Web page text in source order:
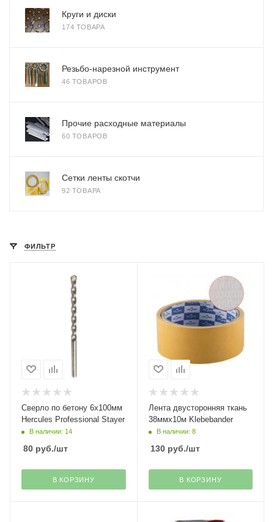
Круги и диски
174 ТОВАРА
Резьбо-нарезной инструмент
46 ТОВАРОВ
Прочие расходные материалы
60 ТОВАРОВ
Сетки ленты скотчи
92 ТОВАРА
ФИЛЬТР
Сверло по бетону 6х100мм
Hercules Professional Stayer
В наличии: 14
80 руб./шт
В КОРЗИНУ
Лента двусторонняя ткань
38ммх10м Klebebander
В наличии: 8
130руб./шт
В КОРЗИНУ